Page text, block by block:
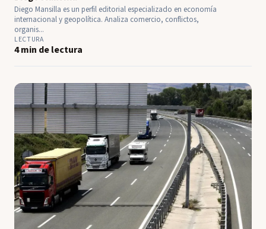
Diego Mansilla es un perfil editorial especializado en economía
internacional y geopolítica. Analiza comercio, conflictos,
organis...
LECTURA
4 min de lectura